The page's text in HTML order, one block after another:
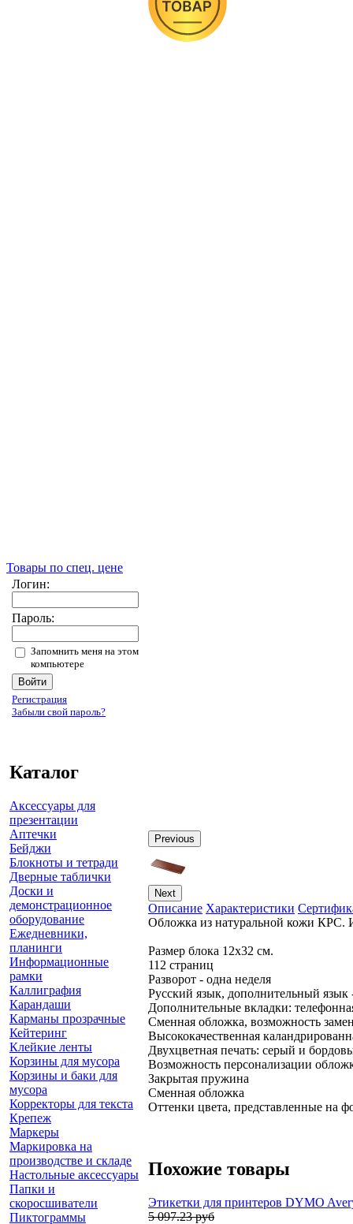
Товары по спец. цене
Логин:
Пароль:
Запомнить меня на этом
компьютере
Регистрация
Забыли свой пароль?
Каталог
Аксессуары для
презентации
Аптечки
Бейджи
Блокноты и тетради
Дверные таблички
Доски и
демонстрационное
оборудование
Ежедневники,
планинги
Информационные
рамки
Каллиграфия
Карандаши
Карманы прозрачные
Кейтеринг
Клейкие ленты
Корзины для мусора
Корзины и баки для
мусора
Корректоры для текста
Крепеж
Маркеры
Маркировка на
производстве и складе
Настольные аксессуары
Папки и
скоросшиватели
Пиктограммы
Previous
Next
Описание Характеристики
Обложка из натуральной кожи КРС.
Размер блока 12х32 см.
112 страниц
Разворот - одна неделя
Русский язык, дополнительный язык
Дополнительные вкладки:
Сменная обложка, возможность
Высококачественная
Двухцветная печать: серый и
Возможность персонализации
Закрытая пружина
Сменная обложка
Оттенки цвета, представленные на
Похожие товары
Этикетки для принтеров DYMO
5 097.23 руб